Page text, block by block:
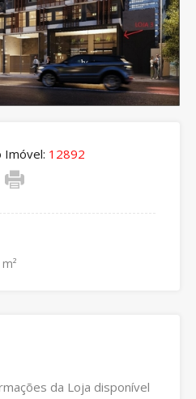
Imóvel: 12892
m²
da Loja disponível